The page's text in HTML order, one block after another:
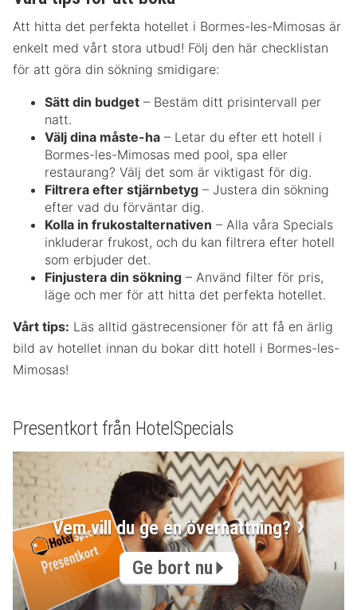
Att hitta det perfekta hotellet i Bormes-les-Mimosas är
enkelt med vårt stora utbud! Följ den här checklistan
för att göra din sökning smidigare:
Sätt din budget – Bestäm ditt prisintervall per
natt.
Välj dina måste-ha – Letar du efter ett hotell i
Bormes-les-Mimosas med pool, spa eller
restaurang? Välj det som är viktigast för dig.
Filtrera efter stjärnbetyg – Justera din sökning
efter vad du förväntar dig.
Kolla in frukostalternativen – Alla våra Specials
inkluderar frukost, och du kan filtrera efter hotell
som erbjuder det.
Finjustera din sökning – Använd filter för pris,
läge och mer för att hitta det perfekta hotellet.
Vårt tips: Läs alltid gästrecensioner för att få en ärlig
bild av hotellet innan du bokar ditt hotell i Bormes-les-
Mimosas!
Presentkort från HotelSpecials
Vem vill du ge en övernattning?
Ge bort nu